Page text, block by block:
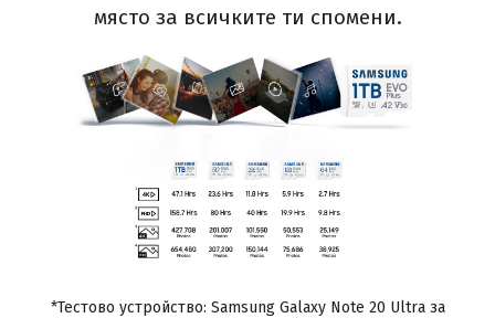
място за всичките ти спомени.
*Тестово устройство: Samsung Galaxy Note 20 Ultra за